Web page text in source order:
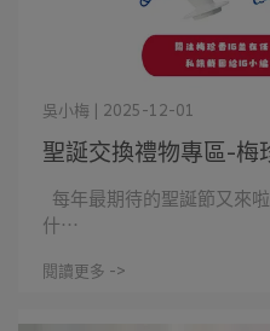
聖誕交換禮物專區-梅
吳小梅 | 2025-12-01
每年最期待的聖誕節又來
什⋯
閱讀更多 ->